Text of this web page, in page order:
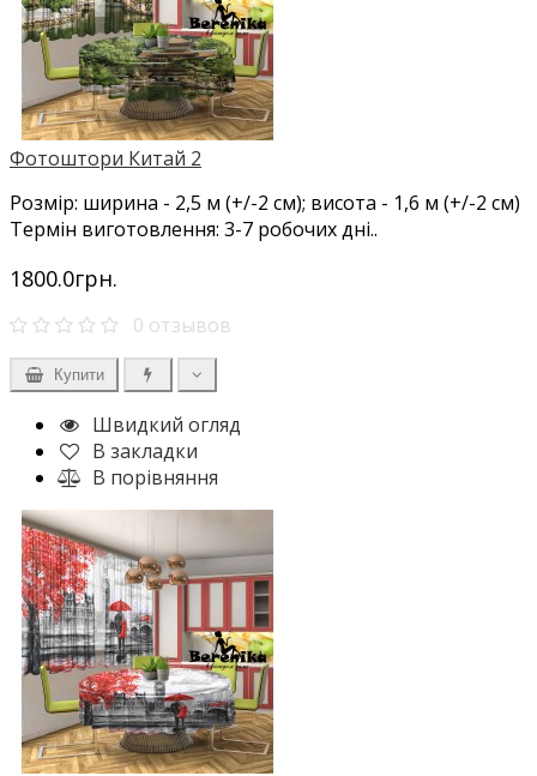
Фотоштори Китай 2
Розмір: ширина - 2,5 м (+/-2 см); висота - 1,6 м (+/-2 см)
Термін виготовлення: 3-7 робочих дні..
1800.0грн.
0 отзывов
Купити
Швидкий огляд
В закладки
В порівняння